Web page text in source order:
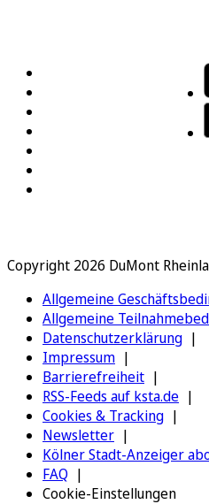
Copyright 2026 DuMont
Allgemeine
Allgemeine
Datenschutzerklärung
Impressum
Barrierefreiheit
RSS-Feeds auf ksta.de
Cookies & Tracking
Newsletter
Kölner Stadt-Anzeiger
FAQ
Cookie-Einstellungen